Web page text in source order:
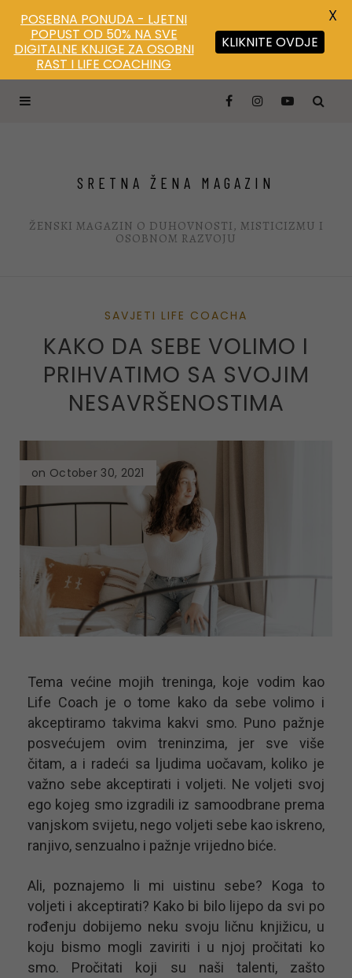
SRETNA ŽENA MAGAZIN
ŽENSKI MAGAZIN O DUHOVNOSTI, MISTICIZMU I
OSOBNOM RAZVOJU
SAVJETI LIFE COACHA
KAKO DA SEBE VOLIMO I
PRIHVATIMO SA SVOJIM
NESAVRŠENOSTIMA
on October 30, 2021
Tema većine mojih treninga, koje vodim kao
Life Coach je o tome kako da sebe volimo i
akceptiramo takvima kakvi smo. Puno pažnje
posvećujem ovim treninzima, jer sve više
čitam, a i radeći sa ljudima uočavam, koliko je
važno sebe akceptirati i voljeti. Ne voljeti svoj
ego kojeg smo izgradili iz samoodbrane prema
vanjskom svijetu, nego voljeti sebe kao iskreno,
ranjivo, senzualno i pažnje vrijedno biće.
Ali, poznajemo li mi uistinu sebe? Koga to
voljeti i akceptirati? Kako bi bilo lijepo da svi po
rođenju dobijemo neku svoju ličnu knjižicu, u
koju bismo mogli zaviriti i u njoj pročitati ko
smo. Pročitati koji su naši talenti, zašto
POSEBNA PONUDA - LJETNI
POPUST OD 50% NA SVE
DIGITALNE KNJIGE ZA OSOBNI
RAST I LIFE COACHING
KLIKNITE OVDJE
X
Save